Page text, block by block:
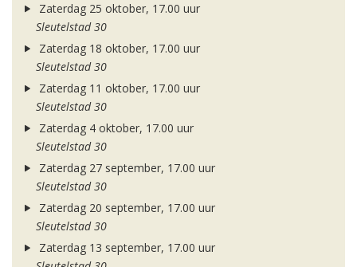
Zaterdag 25 oktober, 17.00 uur
Sleutelstad 30
Zaterdag 18 oktober, 17.00 uur
Sleutelstad 30
Zaterdag 11 oktober, 17.00 uur
Sleutelstad 30
Zaterdag 4 oktober, 17.00 uur
Sleutelstad 30
Zaterdag 27 september, 17.00 uur
Sleutelstad 30
Zaterdag 20 september, 17.00 uur
Sleutelstad 30
Zaterdag 13 september, 17.00 uur